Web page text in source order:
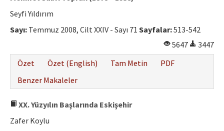
Seyfi Yıldırım
Sayı: Temmuz 2008, Cilt XXIV - Sayı 71 Sayfalar:513-542
5647
3447
Özet
Özet (English) Tam Metin
PDF
Benzer Makaleler
XX. Yüzyılın Başlarında Eskişehir
Zafer Koylu